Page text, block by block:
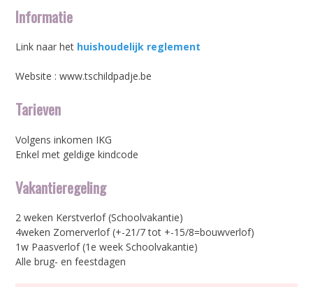
Informatie
Link naar het huishoudelijk reglement
Website : www.tschildpadje.be
Tarieven
Volgens inkomen IKG
Enkel met geldige kindcode
Vakantieregeling
2 weken Kerstverlof (Schoolvakantie)
4weken Zomerverlof (+-21/7 tot +-15/8=bouwverlof)
1w Paasverlof (1e week Schoolvakantie)
Alle brug- en feestdagen